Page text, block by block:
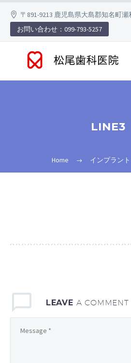
〒891-9213 鹿児島県大島郡知名町瀬
お問い合わせ：099-793-5257
LINE3
Home インプラント
LEAVE A COMMENT